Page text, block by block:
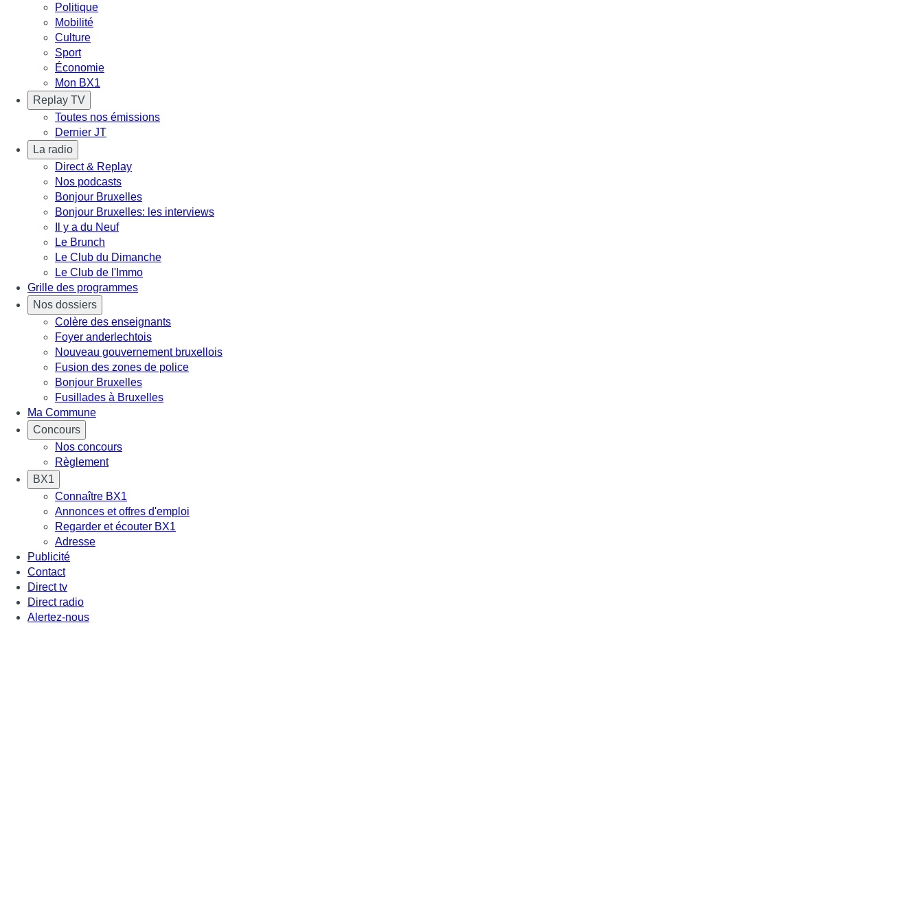
Politique
Mobilité
Culture
Sport
Économie
Mon BX1
Replay TV
Toutes nos émissions
Dernier JT
La radio
Direct & Replay
Nos podcasts
Bonjour Bruxelles
Bonjour Bruxelles: les interviews
Il y a du Neuf
Le Brunch
Le Club du Dimanche
Le Club de l'Immo
Grille des programmes
Nos dossiers
Colère des enseignants
Foyer anderlechtois
Nouveau gouvernement bruxellois
Fusion des zones de police
Bonjour Bruxelles
Fusillades à Bruxelles
Ma Commune
Concours
Nos concours
Règlement
BX1
Connaître BX1
Annonces et offres d'emploi
Regarder et écouter BX1
Adresse
Publicité
Contact
Direct tv
Direct radio
Alertez-nous